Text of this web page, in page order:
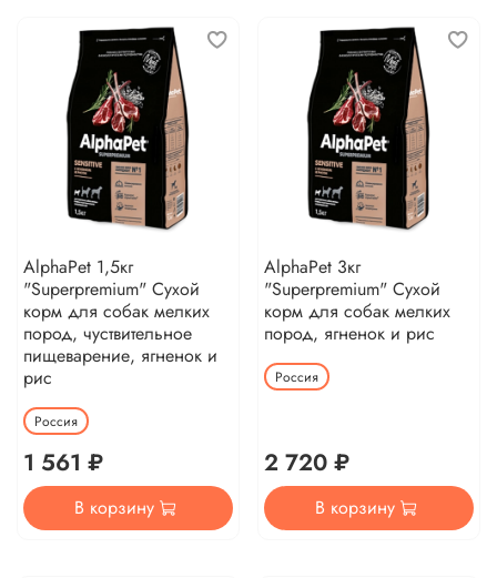
AlphaPet 1,5кг
"Superpremium" Сухой
корм для собак мелких
пород, чуствительное
пищеварение, ягненок и
рис
Россия
1 561 ₽
В корзину
AlphaPet 3кг
"Superpremium" Сухой
корм для собак мелких
пород, ягненок и рис
Россия
2 720 ₽
В корзину